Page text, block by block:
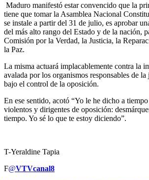
Maduro manifestó estar convencido que la
tiene que tomar la Asamblea Nacional
se instale a partir del 31 de julio, es aprobar
del más alto rango del Estado y de la nación,
Comisión por la Verdad, la Justicia, la
la Paz.
La misma actuará implacablemente contra la
avalada por los organismos responsables de
bajo el control de la oposición.
En ese sentido, acotó “Yo le he dicho a
violentos y dirigentes de oposición:
tiempo. Yo sé lo que te estoy diciendo”.
T-Yeraldine Tapia
F@VTVcanal8